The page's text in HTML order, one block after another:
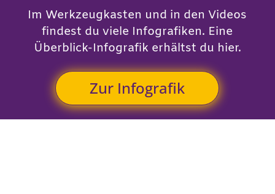
Im Werkzeugkasten und in den Videos
findest du viele Infografiken. Eine
Überblick-Infografik erhältst du hier.
Zur Infografik